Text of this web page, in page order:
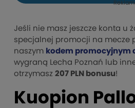
Jeśli nie masz jeszcze konta u
specjalnej promocji na mecze
naszym kodem promocyjnym
wygraną Lecha Poznań lub
otrzymasz 207 PLN bonusu!
Kuopion